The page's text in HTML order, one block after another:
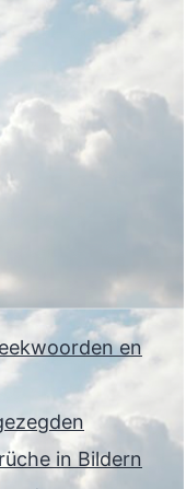
en
in Bildern